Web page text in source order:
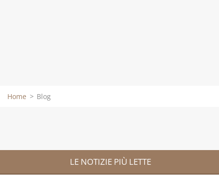
Home > Blog
LE NOTIZIE PIÙ LETTE